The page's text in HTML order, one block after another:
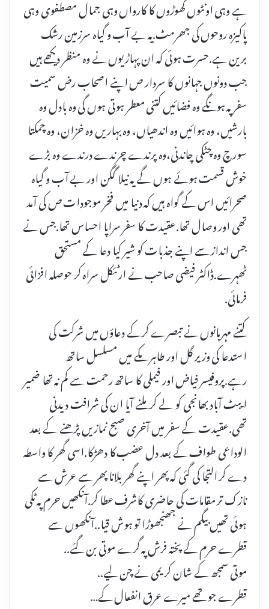
ہے وہی اونٹوں گھوڑوں کا کارواں وہی جمال مصطفوی وہی
پاکیزہ روحوں کی جھرمٹ.یہ بے آب و گیاہ سرزمین رشک
برین ہے.حسرت ہوئی کہ ان پہاڑیوں نے وہ منظر دیکھے ہیں
جب دونوں جہانوں کا سردار ص اپنے اصحاب رض سمیت
سفر پہ ہونگے وہ فضائیں کتنی معطر ہوتی ہوں گی وہ بادل وہ
بارشیں، وہ ہوائیں وہ اندھیاں، وہ بہاریں وہ خزان، وہ چمکتا
سورچ وہ چٹکی چاندنی،وہ پرندے چرندے درندے وہ بڑے
خوش قسمت ہوئے ہوں گے یہ نیلا گگن اور بے آب و گیاہ
صحرائیں اس کے گواہ ہیں کہ دنیا میں فخر موجودات ص کی آمد
تھی اور وصال تھا.عقیدت کا سفر سراپا احساس تھا.جس نے
جس انداز سے اپنے جذبات کو شیر کیا دعا کے مستحق
ٹھہرے.ڈاکٹر فیضی صاحب نے ارٹئکل سراہ کر حوصلہ افزائی
فرمائی.
کتنے مہربانوں نے تبصرے کرکے دعاؤں میں شرکت کی
استدعا کی وزیر گل اور طاہر مکے میں مسلسل ساتھ
رہے.پروفیسر فیاض اور فیملی کا ساتھ رحمت سے کم نہ تھا ضمیر
ایبٹ آباد بھانجی کو لے کر ملنے آیا ان کی شرافت دیدنی
تھی.عقیدت کے سفر میں آخری صبح نمازیں پڑھنے کے بعد
الوداعی طواف کے بعد دل عضب کا دھڑکا.اسی گھر کا واسطہ
دے کر التجا کی گئی کہ پھر اپنے گھر بلانا پھر سے عرش سے
نازک تر مقامات کی حاضری کاشرف عطا کر.آنکھیں حرم پہ ٹکی
ہوئی تھیں بیگم نے جھنجھوڑا تو ہوش قیا..آنکھوں سے
قطرے حرم کے پختہ فرش پہ گرے موتی بن گئے..
موتی سمجھ کے شان کریمی نے چن لیے..
قطرے جو تھے میرے عرق انفعال کے…